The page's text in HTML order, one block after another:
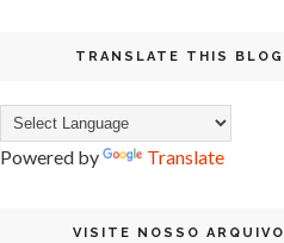
TRANSLATE THIS BLOG
Powered by Translate
VISITE NOSSO ARQUIVO